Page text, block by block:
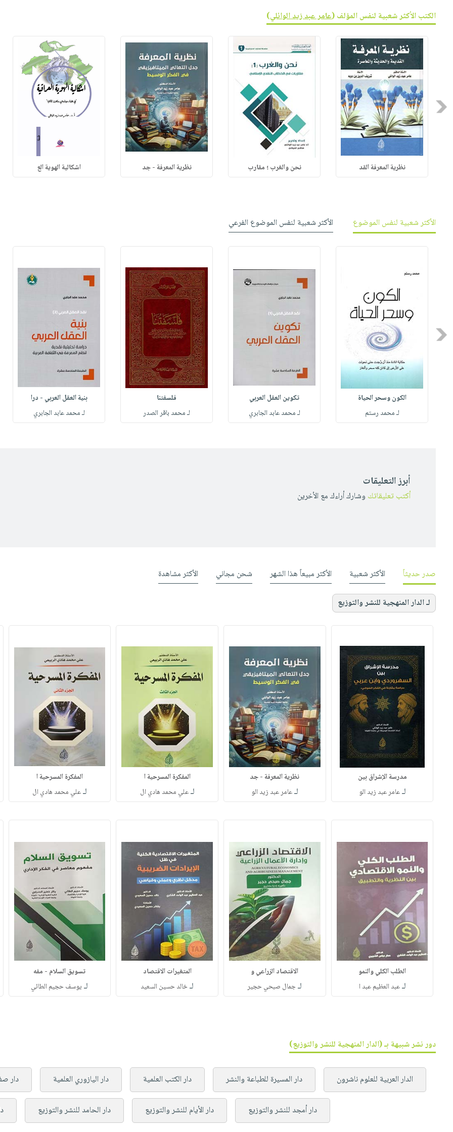
أطفال
مناسبات
فيديوهات
أسئلة
يتكرر
خدمات
وفرات
انشر
كتابك
تواصل
عربة
التسوق
الإصدارات
الكتب الأكثر شعبية لنفس المؤلف (عامر عبد زيد الوائلي)
Previous
نظرية المعرفة القد نحن والغرب ؛ مقارب نظرية المعرفة - جد اشكالية الهوية الع
الأكثر شعبية لنفس الموضوع الأكثر شعبية لنفس الموضوع الفرعي
Previous
الكون وسحر الحياة
لـ محمد رستم
تكوين العقل العربي
لـ محمد عابد الجابري
فلسفتنا
لـ محمد باقر الصدر
بنية العقل العربي - درا
لـ محمد عابد الجابري
أبرز التعليقات
أكتب تعليقاتك وشارك أراءك مع الأخرين
صدر حديثاً الأكثر شعبية الأكثر مبيعاً هذا الشهر شحن مجاني الأكثر مشاهدة
لـ الدار المنهجية للنشر والتوزيع
مدرسة الإشراق بين
لـعامر عبد زيد الو
نظرية المعرفة - جد
لـعامر عبد زيد الو
المفكرة المسرحية ا
لـعلي محمد هادي ال
المفكرة المسرحية ا
لـعلي محمد هادي ال
الطلب الكلي والنمو
لـعبد العظيم عبد ا
الاقتصاد الزراعي و
لـجمال صبحي حجير
المتغيرات الاقتصاد
لـخالد حسين السعيد
تسويق السلام - مفه
لـ يوسف حجيم الطائي
دور نشر شبيهة بـ (الدار المنهجية للنشر والتوزيع)
الدار العربية للعلوم ناشرون دار المسيرة للطباعة والنشر دار الكتب العلمية دار اليازوري العلمية دار
دار أمجد للنشر والتوزيع دار الأيام للنشر والتوزيع دار الحامد للنشر والتوزيع